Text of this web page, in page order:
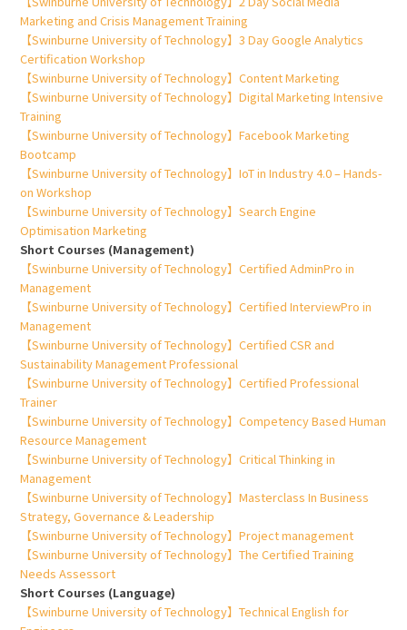
Marketing and Crisis Management Training
【Swinburne University of Technology】3 Day Google Analytics
Certification Workshop
【Swinburne University of Technology】Content Marketing
【Swinburne University of Technology】Digital Marketing Intensive
Training
【Swinburne University of Technology】Facebook Marketing
Bootcamp
【Swinburne University of Technology】IoT in Industry 4.0 – Hands-
on Workshop
【Swinburne University of Technology】Search Engine
Optimisation Marketing
Short Courses (Management)
【Swinburne University of Technology】Certified AdminPro in
Management
【Swinburne University of Technology】Certified InterviewPro in
Management
【Swinburne University of Technology】Certified CSR and
Sustainability Management Professional
【Swinburne University of Technology】Certified Professional
Trainer
【Swinburne University of Technology】Competency Based Human
Resource Management
【Swinburne University of Technology】Critical Thinking in
Management
【Swinburne University of Technology】Masterclass In Business
Strategy, Governance & Leadership
【Swinburne University of Technology】Project management
【Swinburne University of Technology】The Certified Training
Needs Assessort
Short Courses (Language)
【Swinburne University of Technology】Technical English for